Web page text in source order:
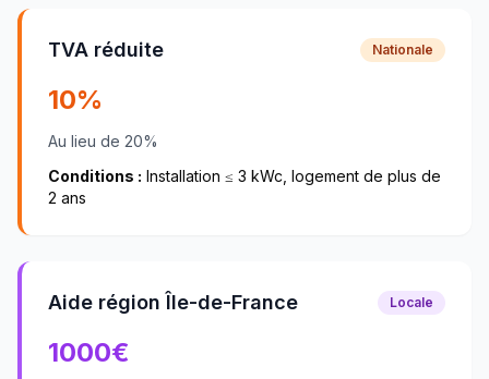
TVA réduite Nationale
10%
Au lieu de 20%
Conditions : Installation ≤ 3 kWc, logement de plus de
2 ans
Aide région Île-de-France Locale
1000€